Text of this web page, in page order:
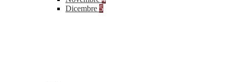
Dicembre 5